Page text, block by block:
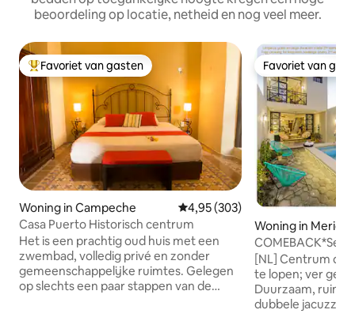
beoordeling op locatie, netheid en nog veel meer.
Topfavoriet van gasten
Favoriet van gasten
Woning in Campeche Gemiddelde beoordeling van
4,95 (303)
Casa Puerto Historisch centrum
Het is een prachtig oud huis met een
zwembad, volledig privé en zonder
gemeenschappelijke ruimtes. Gelegen
op slechts een paar stappen van de
Favoriet van
Favoriet van
Woning in Merida
[NL] Centrum
te lopen; ver
Duurzaam, ruim,
dubbele jacuzzi,